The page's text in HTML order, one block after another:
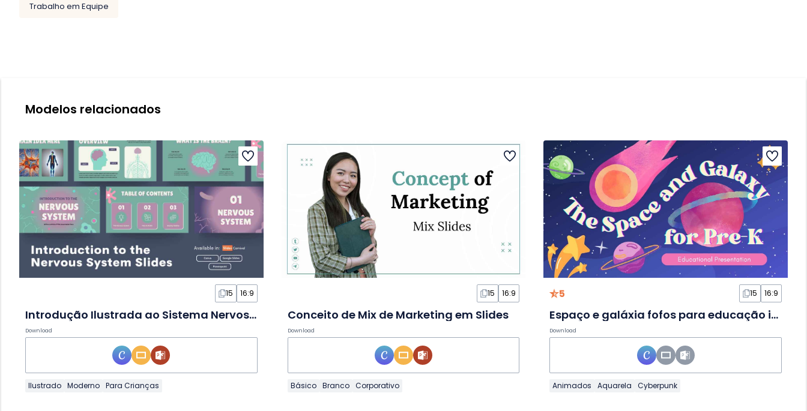
Trabalho em Equipe
Modelos relacionados
15 16:9
Introdução Ilustrada ao Sistema Nervoso em Slides
Download
Ilustrado Moderno Para Crianças
15 16:9
Conceito de Mix de Marketing em Slides
Download
Básico Branco Corporativo
5 15 16:9
Espaço e galáxia fofos para educação infantil em Slides
Download
Animados Aquarela Cyberpunk